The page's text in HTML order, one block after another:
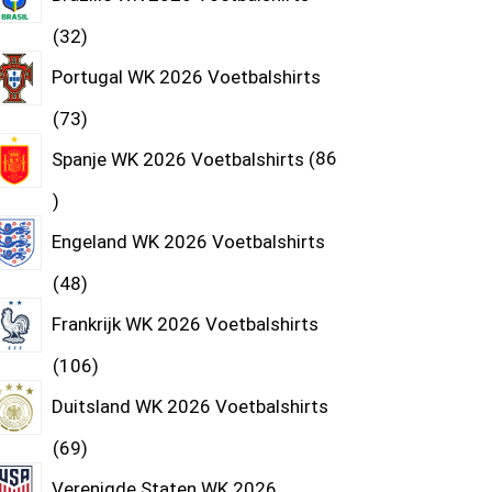
32
Portugal WK 2026 Voetbalshirts
73
Spanje WK 2026 Voetbalshirts 86
Engeland WK 2026 Voetbalshirts
48
Frankrijk WK 2026 Voetbalshirts
106
Duitsland WK 2026 Voetbalshirts
69